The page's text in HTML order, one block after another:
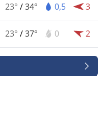
23° /34° 0,5 3
23° /37° 0 2